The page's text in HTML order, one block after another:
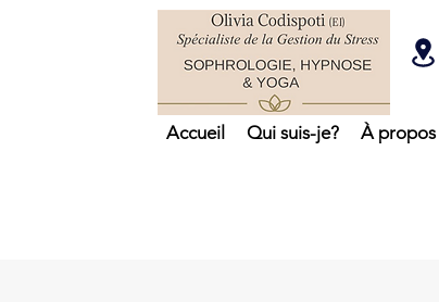
Accueil Qui suis-je? À propos